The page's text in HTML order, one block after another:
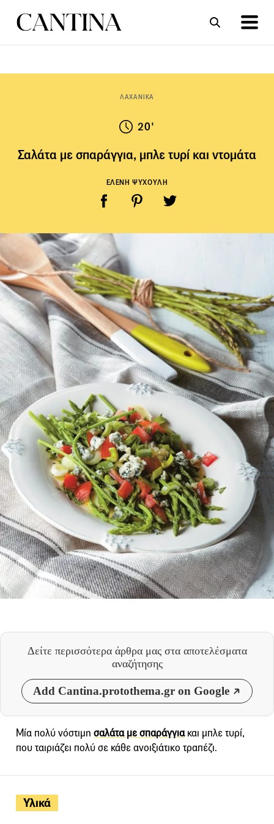
ΛΑΧΑΝΙΚΑ
20'
Σαλάτα με σπαράγγια, μπλε τυρί και ντομάτα
ΕΛΕΝΗ ΨΥΧΟΥΛΗ
Δείτε περισσότερα άρθρα μας στα αποτελέσματα
αναζήτησης
Add Cantina.protothema.gr on Google
Υλικά
Μία πολύ νόστιμη σαλάτα με σπαράγγιακαι μπλε τυρί,
που ταιριάζει πολύ σε κάθε ανοιξιάτικο τραπέζι.